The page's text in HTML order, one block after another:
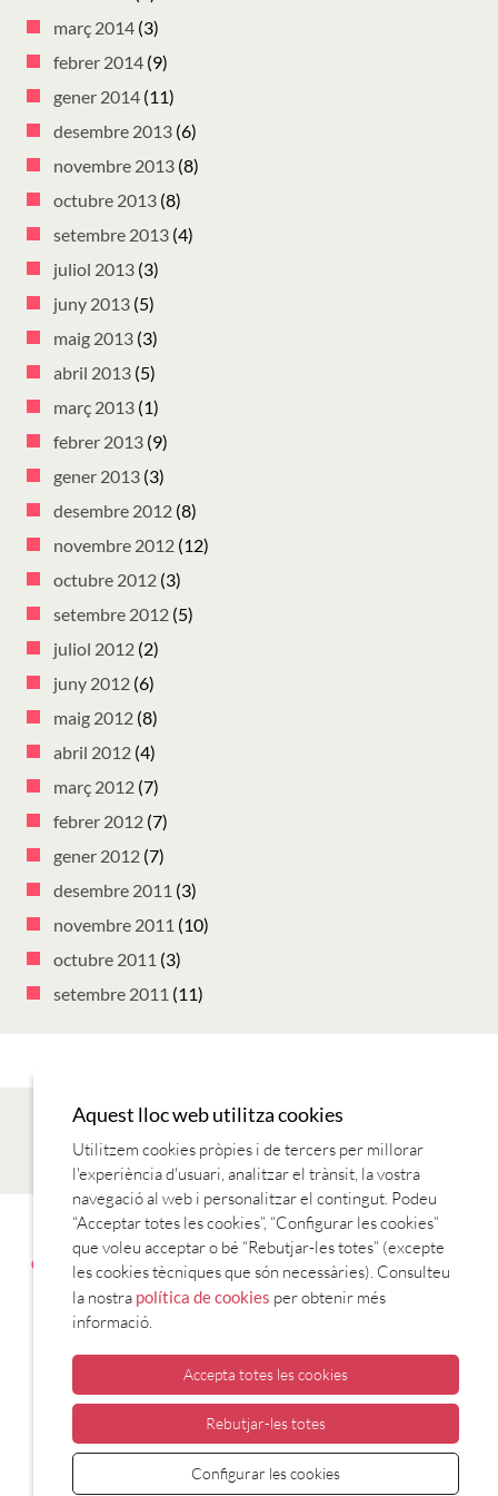
març 2014 (3)
febrer 2014 (9)
gener 2014 (11)
desembre 2013 (6)
novembre 2013 (8)
octubre 2013 (8)
setembre 2013 (4)
juliol 2013 (3)
juny 2013 (5)
maig 2013 (3)
abril 2013 (5)
març 2013 (1)
febrer 2013 (9)
gener 2013 (3)
desembre 2012 (8)
novembre 2012 (12)
octubre 2012 (3)
setembre 2012 (5)
juliol 2012 (2)
juny 2012 (6)
maig 2012 (8)
abril 2012 (4)
març 2012 (7)
febrer 2012 (7)
gener 2012 (7)
desembre 2011 (3)
novembre 2011 (10)
octubre 2011 (3)
setembre 2011 (11)
AVANTATGES AMB EL CARNET CONTACTE
COL·LABORADORES
ESTABLIMENTS COL·LABORADORS
VOLS APUNTAR?
CONSORCI PER A LA NORMALITZACIÓ
LINGÜÍSTICA
Aquest lloc web utilitza cookies
Utilitzem cookies pròpies i de tercers per millorar
l'experiència d'usuari, analitzar el trànsit, la vostra
navegació al web i personalitzar el contingut. Podeu
“Acceptar totes les cookies”, “Configurar les cookies”
que voleu acceptar o bé “Rebutjar-les totes” (excepte
les cookies tècniques que són necessàries). Consulteu
la nostra política de cookies per obtenir més
informació.
Accepta totes les cookies
Rebutjar-les totes
Configurar les cookies